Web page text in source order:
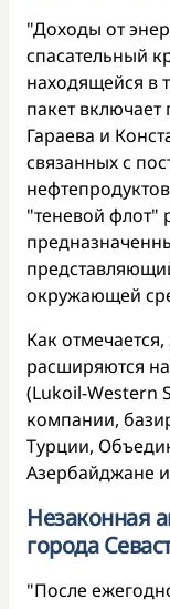
"Доходы от
спасательный
находящейся в
пакет включает
Гараева и
связанных с
"теневой флот"
окружающей
Как
расширяются
(Lukoil-Western
компании,
Турции,
Азербайджане
Незаконная
города
"После